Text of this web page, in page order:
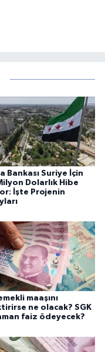
Bankası Suriye İçin
Dolarlık Hibe
İşte Projenin
maaşını
ne olacak? SGK
faiz ödeyecek?